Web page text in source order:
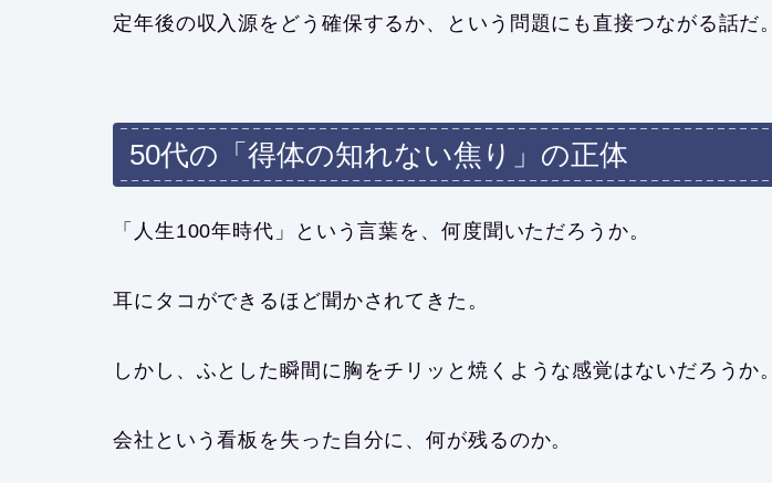
定年後の収入源をどう確保するか、という問題にも直接つながる話だ。
50代の「得体の知れない焦り」の正体
「人生100年時代」という言葉を、何度聞いただろうか。
耳にタコができるほど聞かされてきた。
しかし、ふとした瞬間に胸をチリッと焼くような感覚はないだろうか。
会社という看板を失った自分に、何が残るのか。